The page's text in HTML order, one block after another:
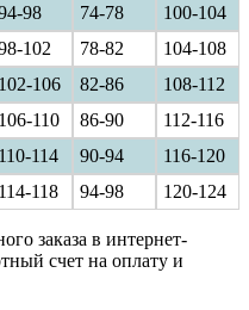
98 74-78
100-104
102 78-82
104-108
102-106 82-86
108-112
106-110 86-90
112-116
110-114 90-94
116-120
114-118 94-98 120-124
заказа в интернет-
счет на оплату и